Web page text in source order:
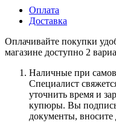
Оплата
Доставка
Оплачивайте покупки
магазине доступно 2
Наличные при
Специалист
уточнить время и
купюры. Вы
документы, вносите